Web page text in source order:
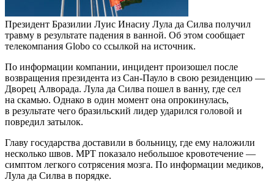
Президент Бразилии Луис Инасиу Лула да Силва получил
травму в результате падения в ванной. Об этом сообщает
телекомпания Globo со ссылкой на источник.
По информации компании, инцидент произошел после
возвращения президента из Сан-Пауло в свою резиденцию —
Дворец Алворада. Лула да Силва пошел в ванну, где сел
на скамью. Однако в один момент она опрокинулась,
в результате чего бразильский лидер ударился головой и
повредил затылок.
Главу государства доставили в больницу, где ему наложили
несколько швов. МРТ показало небольшое кровотечение —
симптом легкого сотрясения мозга. По информации медиков,
Лула да Силва в порядке.